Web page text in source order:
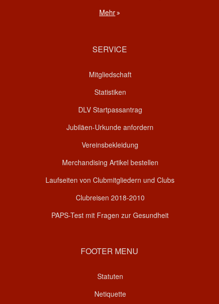
Mehr
SERVICE
Mitgliedschaft
Statistiken
DLV Startpassantrag
Jubiläen-Urkunde anfordern
Vereinsbekleidung
Merchandising Artikel bestellen
Laufseiten von Clubmitgliedern und Clubs
Clubreisen 2018-2010
PAPS-Test mit Fragen zur Gesundheit
FOOTER MENU
Statuten
Netiquette